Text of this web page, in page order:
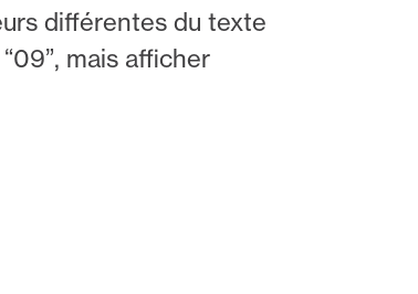
différentes du texte
mais afficher